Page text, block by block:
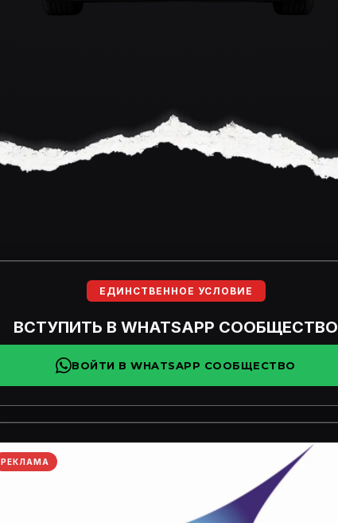
ЕДИНСТВЕННОЕ УСЛОВИЕ
ВСТУПИТЬ В WHATSAPP СООБЩЕСТВО
ВОЙТИ В WHATSAPP СООБЩЕСТВО
РЕКЛАМА